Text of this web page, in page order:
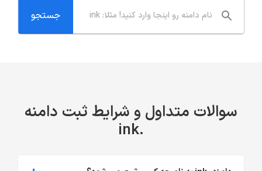
سوالات متداول و شرایط ثبت دامنه
.ink